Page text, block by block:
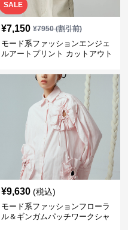
SALE
¥7,150 ¥7950(割引前)
モード系ファッションエンジェ
ルアートプリント カットアウト
とモダンを融合させた一枚
¥9,630 (税込)
モード系ファッションフローラ
ル＆ギンガムパッチワークシャ